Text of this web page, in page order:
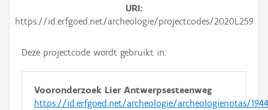
URI
https://id.erfgoed.net/archeologie/projectcodes/2020L259
Deze projectcode wordt gebruikt in:
Vooronderzoek Lier Antwerpsesteenweg
https://id.erfgoed.net/archeologie/archeologienotas/